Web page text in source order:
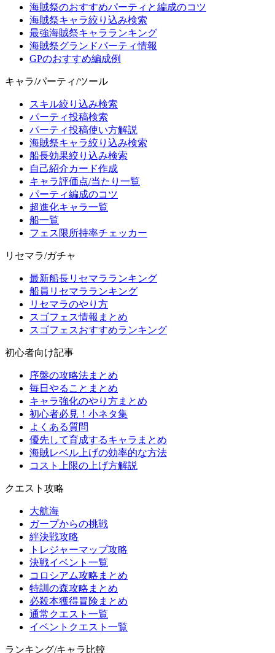
海賊祭のおすすめパーティと編成のコツ
海賊祭キャラ絞り込み検索
最強海賊祭キャラランキング
海賊祭グランドパーティ情報
GPのおすすめ編成例
キャラ/パーティ/ツール
スキル絞り込み検索
パーティ投稿検索
パーティ投稿使い方解説
海賊祭キャラ絞り込み検索
船長効果絞り込み検索
自己紹介カード作成
キャラ評価点/当たり一覧
パーティ編成のコツ
超進化キャラ一覧
船一覧
フェス限所持率チェッカー
リセマラ/ガチャ
最新船長リセマラランキング
船員リセマラランキング
リセマラのやり方
スゴフェス情報まとめ
スゴフェスおすすめランキング
初心者向け記事
序盤の攻略法まとめ
毎日やることまとめ
キャラ強化のやり方まとめ
初心者必見！小ネタ集
よくある質問
優先して育成するキャラまとめ
海賊レベル上げの効率的な方法
コスト上限の上げ方解説
クエスト攻略
大航海
ガープからの挑戦
絆決戦攻略
トレジャーマップ攻略
決戦イベント一覧
コロシアム攻略まとめ
特訓の森攻略まとめ
必殺本獲得冒険まとめ
通常クエスト一覧
イベントクエスト一覧
ランキング/キャラ比較